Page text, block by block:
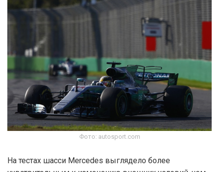
Фото: autosport.com
На тестах шасси Mercedes выглядело более